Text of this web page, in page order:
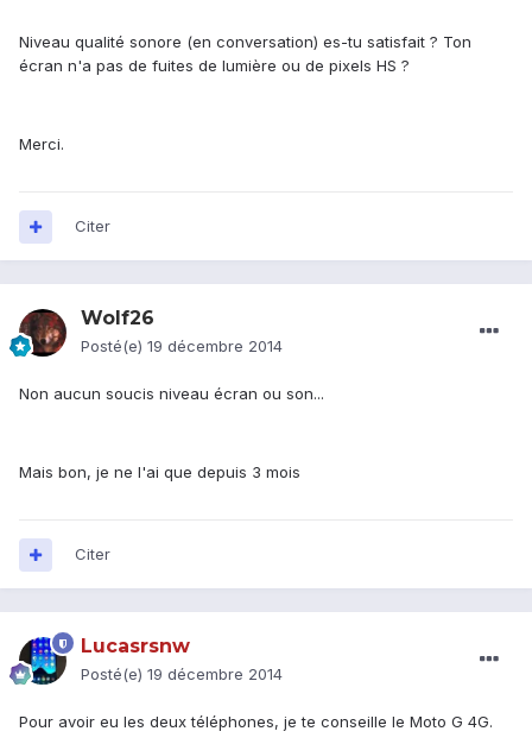
Niveau qualité sonore (en conversation) es-tu satisfait ? Ton
écran n'a pas de fuites de lumière ou de pixels HS ?
Merci.
Citer
Wolf26
Posté(e) 19 décembre 2014
Non aucun soucis niveau écran ou son...
Mais bon, je ne l'ai que depuis 3 mois
Citer
Lucasrsnw
Posté(e) 19 décembre 2014
Pour avoir eu les deux téléphones, je te conseille le Moto G 4G.